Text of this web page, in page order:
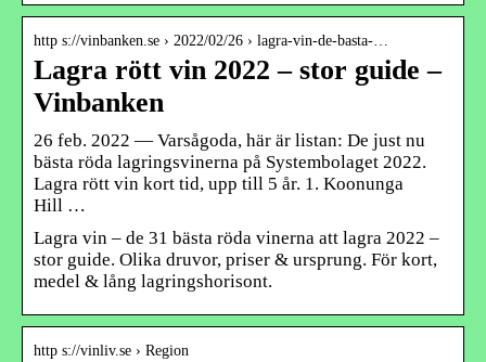
http s://vinbanken.se › 2022/02/26 › lagra-vin-de-basta-…
Lagra rött vin 2022 – stor guide –
Vinbanken
26 feb. 2022 — Varsågoda, här är listan: De just nu
bästa röda lagringsvinerna på Systembolaget 2022.
Lagra rött vin kort tid, upp till 5 år. 1. Koonunga
Hill …
Lagra vin – de 31 bästa röda vinerna att lagra 2022 –
stor guide. Olika druvor, priser & ursprung. För kort,
medel & lång lagringshorisont.
http s://vinliv.se › Region